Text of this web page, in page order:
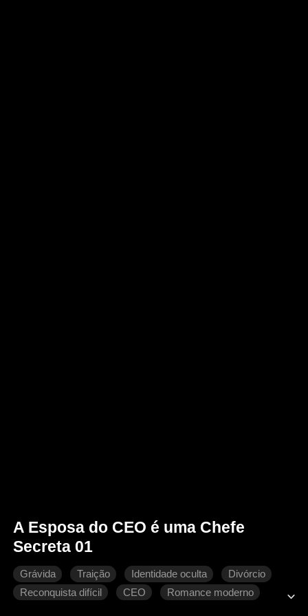
A Esposa do CEO é uma Chefe
Secreta 01
Grávida Traição Identidade oculta
Divórcio
Reconquista difícil
CEO Romance moderno